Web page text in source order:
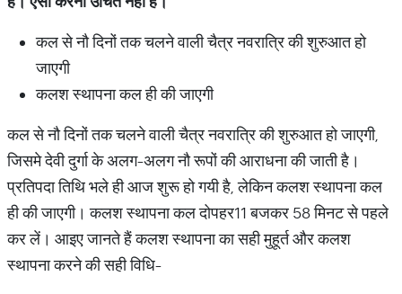
कल से नौ दिनों तक चलने वाली चैत्र नवरात्रि की शुरुआत हो
जाएगी
कलश स्थापना कल ही की जाएगी
कल से नौ दिनों तक चलने वाली चैत्र नवरात्रि की शुरुआत हो जाएगी,
जिसमे देवी दुर्गा के अलग-अलग नौ रूपों की आराधना की जाती है।
प्रतिपदा तिथि भले ही आज शुरू हो गयी है, लेकिन कलश स्थापना कल
ही की जाएगी। कलश स्थापना कल दोपहर11 बजकर 58 मिनट से पहले
कर लें। आइए जानते हैं कलश स्थापना का सही मुहूर्त और कलश
स्थापना करने की सही विधि-